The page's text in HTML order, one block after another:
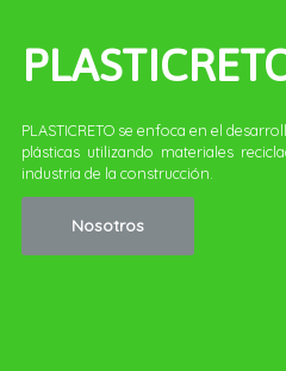
Nosotros